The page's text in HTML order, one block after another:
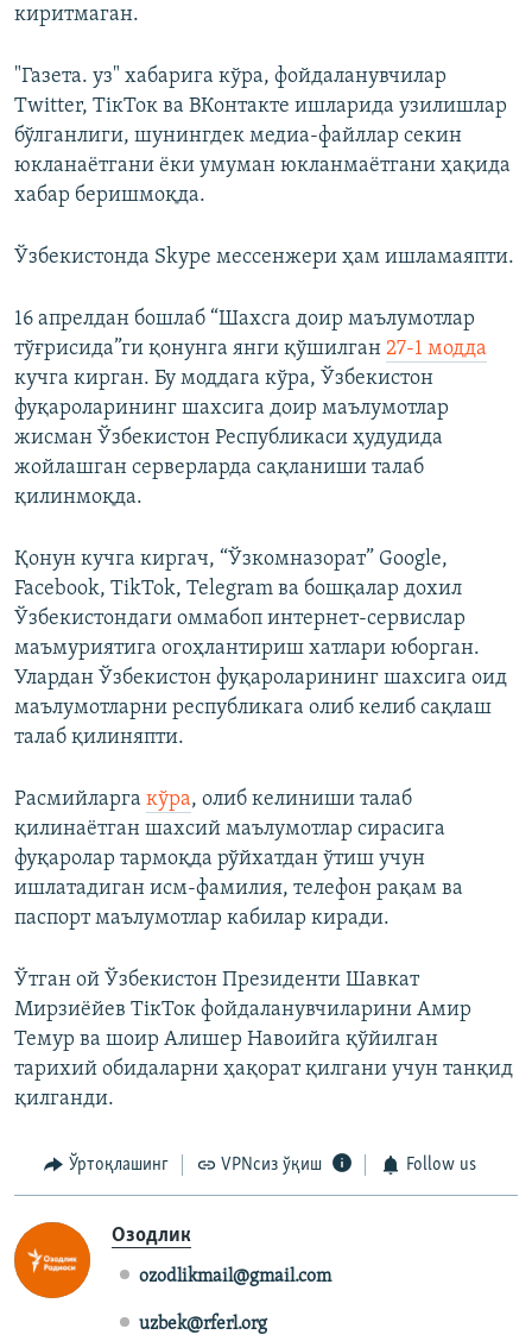
киритмаган.
"Газета. уз" хабарига кўра, фойдаланувчилар
Тwitter, ТiкТок ва ВКонтакте ишларида узилишлар
бўлганлиги, шунингдек медиа-файллар секин
юкланаётгани ёки умуман юкланмаётгани ҳақида
хабар беришмоқда.
Ўзбекистонда Skype мессенжери ҳам ишламаяпти.
16 апрелдан бошлаб “Шахсга доир маълумотлар
тўғрисида”ги қонунга янги қўшилган 27-1 модда
кучга кирган. Бу моддага кўра, Ўзбекистон
фуқароларининг шахсига доир маълумотлар
жисман Ўзбекистон Республикаси ҳудудида
жойлашган серверларда сақланиши талаб
қилинмоқда.
Қонун кучга киргач, “Ўзкомназорат” Google,
Facebook, TikTok, Telegram ва бошқалар дохил
Ўзбекистондаги оммабоп интернет-сервислар
маъмуриятига огоҳлантириш хатлари юборган.
Улардан Ўзбекистон фуқароларининг шахсига оид
маълумотларни республикага олиб келиб сақлаш
талаб қилиняпти.
Расмийларга кўра, олиб келиниши талаб
қилинаётган шахсий маълумотлар сирасига
фуқаролар тармоқда рўйхатдан ўтиш учун
ишлатадиган исм-фамилия, телефон рақам ва
паспорт маълумотлар кабилар киради.
Ўтган ой Ўзбекистон Президенти Шавкат
Мирзиёйев ТiкТок фойдаланувчиларини Амир
Темур ва шоир Алишер Навоийга қўйилган
тарихий обидаларни ҳақорат қилгани учун танқид
қилганди.
Ўртоқлашинг VPNсиз ўқиш Follow us
Озодлик
ozodlikmail@gmail.com
uzbek@rferl.org